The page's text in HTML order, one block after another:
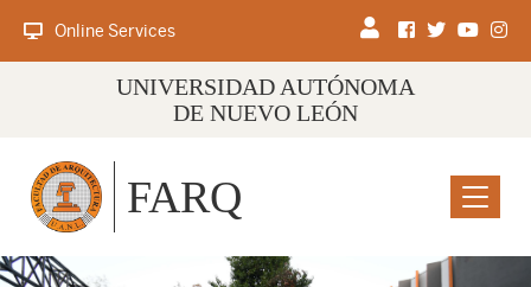
Online Services
UNIVERSIDAD AUTÓNOMA
DE NUEVO LEÓN
Menu
FARQ